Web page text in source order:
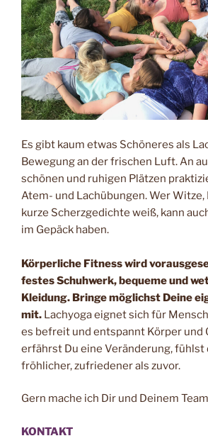
Es gibt kaum etwas Schöneres als
Bewegung an der frischen Luft. An
schönen und ruhigen Plätzen
Atem- und Lachübungen. Wer Witze,
kurze Scherzgedichte weiß, kann
im Gepäck haben.
Körperliche Fitness wird
festes Schuhwerk, bequeme und
Kleidung. Bringe möglichst Deine
mit. Lachyoga eignet sich für
es befreit und entspannt Körper und
erfährst Du eine Veränderung, fühlst
fröhlicher, zufriedener als zuvor.
Gern mache ich Dir und Deinem
KONTAKT